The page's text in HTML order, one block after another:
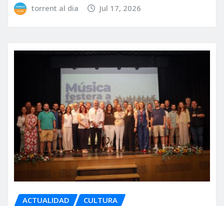
torrent al dia Jul 17, 2026
ACTUALIDAD CULTURA